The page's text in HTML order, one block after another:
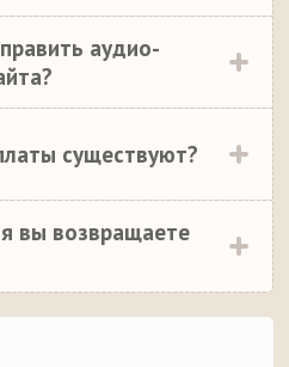
аудио-
существуют?
вы возвращаете